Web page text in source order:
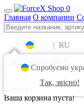
0
Главная О компании
| RU
+38 (096) 282-00-70
Ваша корзина пуста!
Спробуємо
Так, звісно!